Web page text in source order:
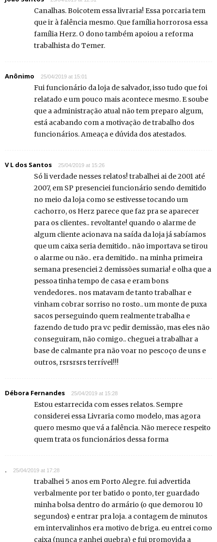
Canalhas. Boicotem essa livraria! Essa porcaria tem
que ir à falência mesmo. Que família horrorosa essa
família Herz. O dono também apoiou a reforma
trabalhista do Temer.
Anônimo 25/04/2019 at 15:01
Fui funcionário da loja de salvador, isso tudo que foi
relatado e um pouco mais acontece mesmo. E soube
que a administração atual não tem preparo algum,
está acabando com a motivação de trabalho dos
funcionários. Ameaça e dúvida dos atestados.
V L dos Santos 25/04/2019 at 15:26
Só li verdade nesses relatos! trabalhei ai de 2001 até
2007, em SP presenciei funcionário sendo demitido
no meio da loja como se estivesse tocando um
cachorro, os Herz parece que faz pra se aparecer
para os clientes.. revoltante! quando o alarme de
algum cliente acionava na saída da loja já sabíamos
que um caixa seria demitido.. não importava se tirou
o alarme ou não.. era demitido.. na minha primeira
semana presenciei 2 demissões sumaria! e olha que a
pessoa tinha tempo de casa e eram bons
vendedores.. nos matavam de tanto trabalhar e
vinham cobrar sorriso no rosto.. um monte de puxa
sacos perseguindo quem realmente trabalha e
fazendo de tudo pra vc pedir demissão, mas eles não
conseguiram, não comigo.. cheguei a trabalhar a
base de calmante pra não voar no pescoço de uns e
outros, rsrsrsrs terrível!!!
Débora Fernandes 25/04/2019 at 15:28
Estou estarrecida com esses relatos. Sempre
considerei essa Livraria como modelo, mas agora
quero mesmo que vá a falência. Não merece respeito
quem trata os funcionários dessa forma
. 25/04/2019 at 17:28
trabalhei 5 anos em Porto Alegre. fui advertida
verbalmente por ter batido o ponto, ter guardado
minha bolsa dentro do armário (o que demorou 10
segundos) e entrar pra loja. a contagem de minutos
em intervalinhos era motivo de briga. eu entrei como
caixa (nunca ganhei quebra) e fui promovida a